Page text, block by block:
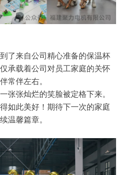
了来自公司精心准备的保温杯
承载着公司对员工家庭的关怀
常伴左右。
张张灿烂的笑脸被定格下来。
如此美好！期待下一次的家庭
温馨篇章。